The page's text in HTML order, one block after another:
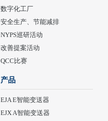
数字化工厂
安全生产、节能减排
NYPS巡研活动
改善提案活动
QCC比赛
产品
EJA E智能变送器
EJX A智能变送器